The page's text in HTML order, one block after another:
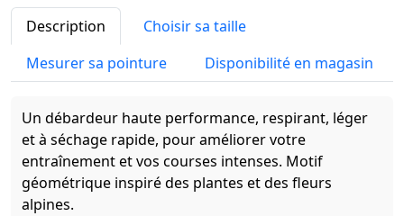
Description
Choisir sa taille
Mesurer sa pointure
Disponibilité en magasin
Un débardeur haute performance, respirant, léger
et à séchage rapide, pour améliorer votre
entraînement et vos courses intenses. Motif
géométrique inspiré des plantes et des fleurs
alpines.